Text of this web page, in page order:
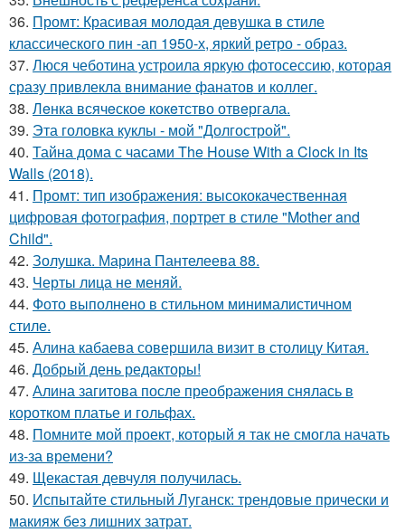
36. Промт: Красивая молодая девушка в стиле
классического пин -ап 1950-х, яркий ретро - образ.
37. Люся чеботина устроила яркую фотосессию, которая
сразу привлекла внимание фанатов и коллег.
38. Лeнка всячeскоe кокeтство отвeргала.
39. Эта головка куклы - мой "Долгострой".
40. Тайна дома с часами The House With a Clock in Its
Walls (2018).
41. Промт: тип изображения: высококачественная
цифровая фотография, портрет в стиле "Mother and
Child".
42. Золушка. Марина Пантелеева 88.
43. Черты лица не меняй.
44. Фото выполнено в стильном минималистичном
стиле.
45. Алина кабаева совершила визит в столицу Китая.
46. Добрый день редакторы!
47. Алина загитова после преображения снялась в
коротком платье и гольфах.
48. Помните мой проект, который я так не смогла начать
из-за времени?
49. Щекастая девчуля получилась.
50. Испытайте стильный Луганск: трендовые прически и
макияж без лишних затрат.